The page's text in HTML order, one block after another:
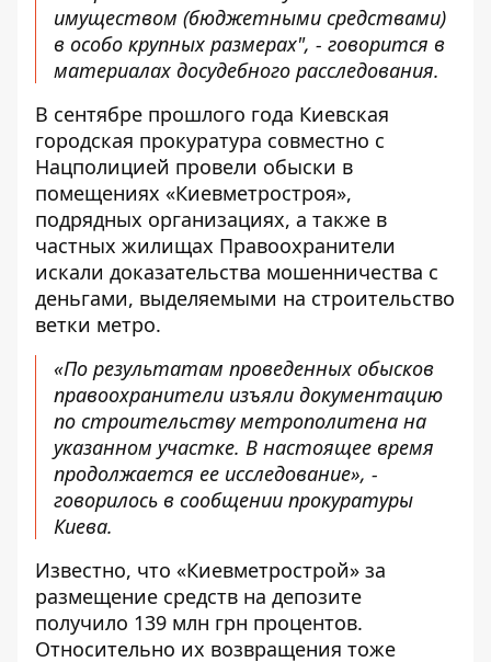
имуществом (бюджетными средствами)
в особо крупных размерах", - говорится в
материалах досудебного расследования.
В сентябре прошлого года Киевская
городская прокуратура совместно с
Нацполицией провели обыски в
помещениях «Киевметростроя»,
подрядных организациях, а также в
частных жилищах Правоохранители
искали доказательства мошенничества с
деньгами, выделяемыми на строительство
ветки метро.
«По результатам проведенных обысков
правоохранители изъяли документацию
по строительству метрополитена на
указанном участке. В настоящее время
продолжается ее исследование», -
говорилось в сообщении прокуратуры
Киева.
Известно, что «Киевметрострой» за
размещение средств на депозите
получило 139 млн грн процентов.
Относительно их возвращения тоже